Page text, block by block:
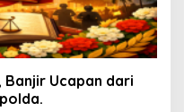
Banjir Ucapan dari